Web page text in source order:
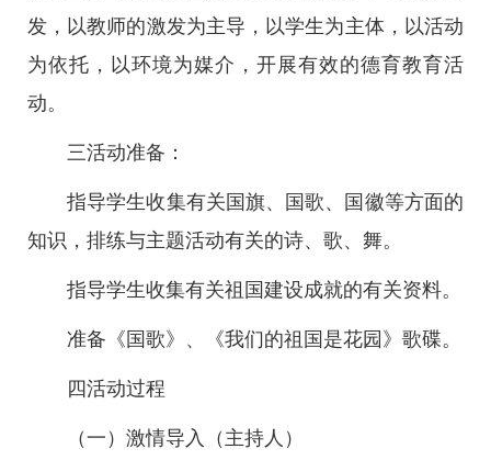
发，以教师的激发为主导，以学生为主体，以活动
为依托，以环境为媒介，开展有效的德育教育活
动。
三活动准备：
指导学生收集有关国旗、国歌、国徽等方面的
知识，排练与主题活动有关的诗、歌、舞。
指导学生收集有关祖国建设成就的有关资料。
准备《国歌》、《我们的祖国是花园》歌碟。
四活动过程
（一）激情导入（主持人）